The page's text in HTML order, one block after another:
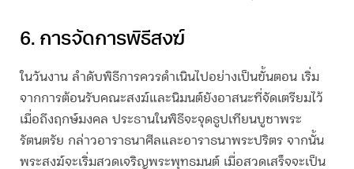
6. การจัดการพิธีสงฆ์
ในวันงาน ลำดับพิธีการควรดำเนินไปอย่างเป็นขั้นตอน เริ่ม
จากการต้อนรับคณะสงฆ์และนิมนต์ยังอาสนะที่จัดเตรียมไว้
เมื่อถึงฤกษ์มงคล ประธานในพิธีจะจุดธูปเทียนบูชาพระ
รัตนตรัย กล่าวอาราธนาศีลและอาราธนาพระปริตร จากนั้น
พระสงฆ์จะเริ่มสวดเจริญพระพุทธมนต์ เมื่อสวดเสร็จจะเป็น